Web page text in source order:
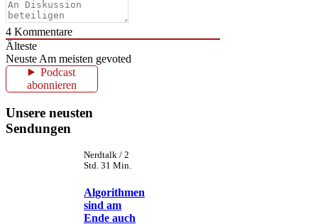
4 Kommentare
Älteste
Neuste Am meisten gevoted
Podcast
abonnieren
Unsere neusten
Sendungen
Nerdtalk / 2
Std. 31 Min.
Algorithmen
sind am
Ende auch